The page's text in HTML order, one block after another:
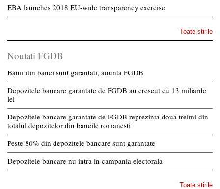
EBA launches 2018 EU-wide transparency exercise
Toate stirile
Noutati FGDB
Banii din banci sunt garantati, anunta FGDB
Depozitele bancare garantate de FGDB au crescut cu 13 miliarde
lei
Depozitele bancare garantate de FGDB reprezinta doua treimi din
totalul depozitelor din bancile romanesti
Peste 80% din depozitele bancare sunt garantate
Depozitele bancare nu intra in campania electorala
Toate stirile